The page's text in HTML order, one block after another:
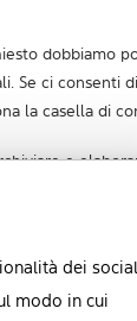
dei social
modo in cui
dobbiamo
Se ci consenti
la casella di
e
su come
normative